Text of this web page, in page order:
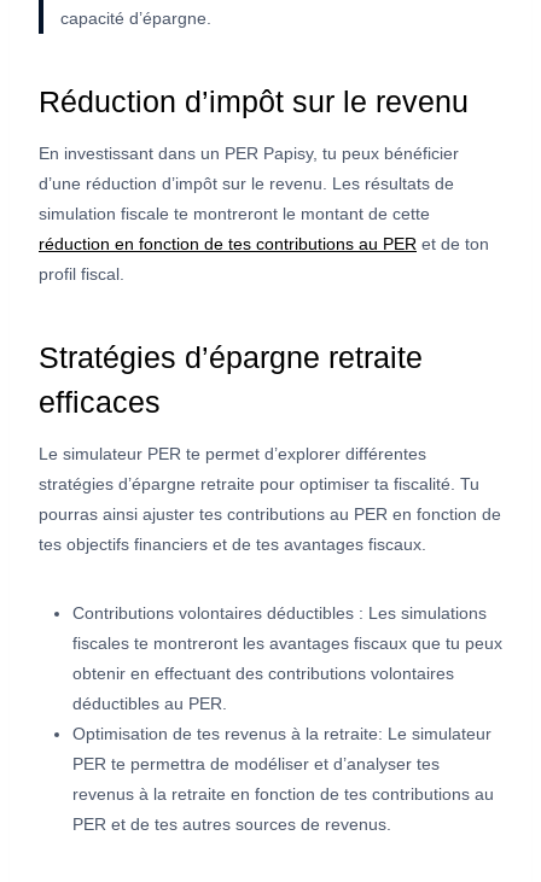
capacité d’épargne.
Réduction d’impôt sur le revenu
En investissant dans un PER Papisy, tu peux bénéficier
d’une réduction d’impôt sur le revenu. Les résultats de
simulation fiscale te montreront le montant de cette
réduction en fonction de tes contributions au PER et de ton
profil fiscal.
Stratégies d’épargne retraite
efficaces
Le simulateur PER te permet d’explorer différentes
stratégies d’épargne retraite pour optimiser ta fiscalité. Tu
pourras ainsi ajuster tes contributions au PER en fonction de
tes objectifs financiers et de tes avantages fiscaux.
Contributions volontaires déductibles : Les simulations
fiscales te montreront les avantages fiscaux que tu peux
obtenir en effectuant des contributions volontaires
déductibles au PER.
Optimisation de tes revenus à la retraite: Le simulateur
PER te permettra de modéliser et d’analyser tes
revenus à la retraite en fonction de tes contributions au
PER et de tes autres sources de revenus.